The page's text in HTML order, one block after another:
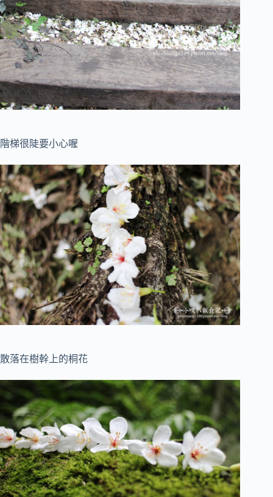
階梯很陡要小心喔
散落在樹幹上的桐花